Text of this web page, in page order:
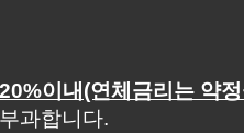
이내(연체금리는 약
과합니다.